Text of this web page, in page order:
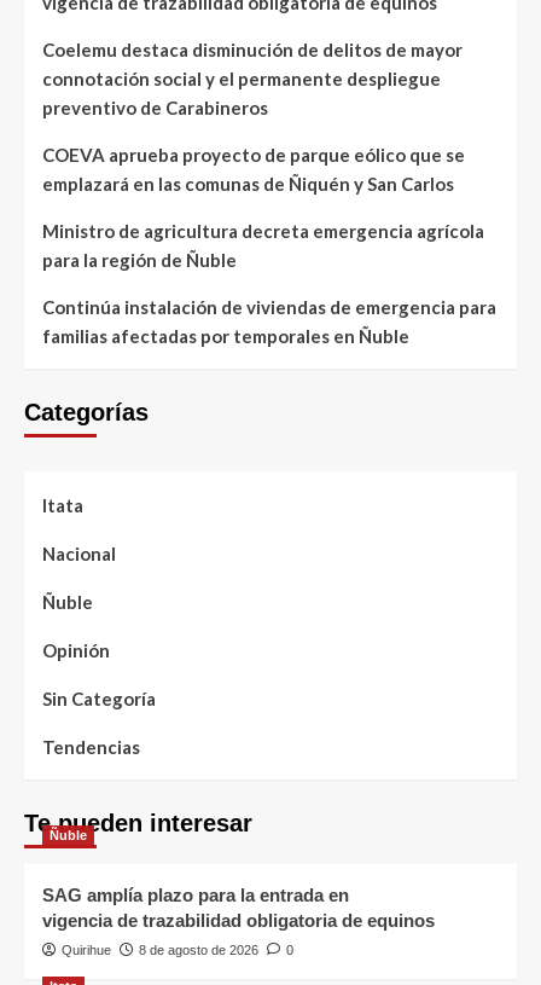
Coelemu destaca disminución de delitos de mayor
connotación social y el permanente despliegue
preventivo de Carabineros
COEVA aprueba proyecto de parque eólico que se
emplazará en las comunas de Ñiquén y San Carlos
Ministro de agricultura decreta emergencia agrícola
para la región de Ñuble
Continúa instalación de viviendas de emergencia para
familias afectadas por temporales en Ñuble
Categorías
Itata
Nacional
Ñuble
Opinión
Sin Categoría
Tendencias
Te pueden interesar
Ñuble
SAG amplía plazo para la entrada en
vigencia de trazabilidad obligatoria de equinos
Quirihue 8 de agosto de 2026 0